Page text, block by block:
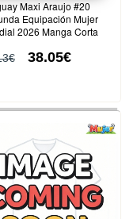
Maxi Araujo #20
Equipación Mujer
2026 Manga Corta
38.05€